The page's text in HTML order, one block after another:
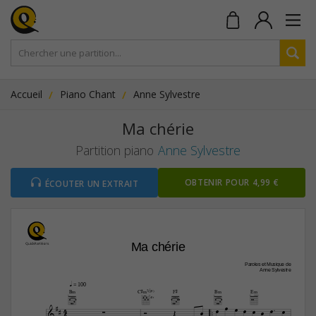
Accueil Piano Chant Anne Sylvestre
Ma chérie
Partition piano Anne Sylvestre
ÉCOUTER UN EXTRAIT OBTENIR POUR 4,99 €
Ma chérie
Paroles et Musique de
Anne Sylvestre

B‹
4fr
C©‹7(b5) F© B‹ E‹
q = 100
4


          